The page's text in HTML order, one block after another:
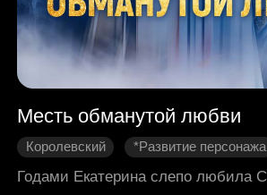
Месть обманутой любви
Королевский
*Развитие персонажа
Историческая романтика